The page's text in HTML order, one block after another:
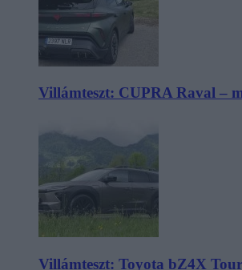
Villámteszt: CUPRA Raval –
Villámteszt: Toyota bZ4X